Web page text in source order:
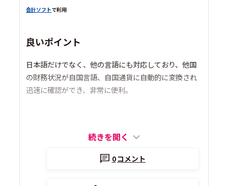
会計ソフトで利用
良いポイント
日本語だけでなく、他の言語にも対応しており、他国
の財務状況が自国言語、自国通貨に自動的に変換され
迅速に確認ができ、非常に便利。
続きを開く
0コメント